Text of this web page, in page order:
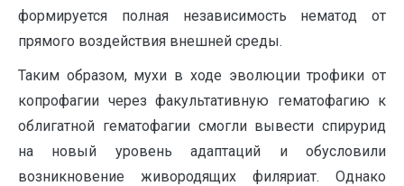
формируется полная независимость нематод от
прямого воздействия внешней среды.
Таким образом, мухи в ходе эволюции трофики от
копрофагии через факультативную гематофагию к
облигатной гематофагии смогли вывести спирурид
на новый уровень адаптаций и обусловили
возникновение живородящих филяриат. Однако